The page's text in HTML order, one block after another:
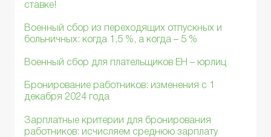
ставке!
Военный сбор из переходящих отпускных и
больничных: когда 1,5 %, а когда – 5 %
Военный сбор для плательщиков ЕН – юрлиц
Бронирование работников: изменения с 1
декабря 2024 года
Зарплатные критерии для бронирования
работников: исчисляем среднюю зарплату